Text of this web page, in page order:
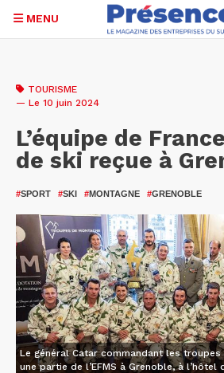
contenu
MENU
TOURISME
— Le 10 juin 2024
L’équipe de
de ski reçue à
#SPORT #SKI #MONTAGNE #GRENOBLE
Le général Catar commandant les troupes
une partie de l’EFMS à Grenoble, à l’hôtel